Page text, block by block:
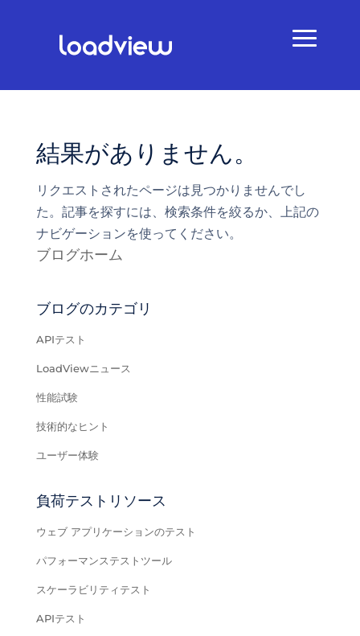
結果がありません。
リクエストされたページは見つかりませんでし
た。記事を探すには、検索条件を絞るか、上記の
ナビゲーションを使ってください。
ブログホーム
ブログのカテゴリ
APIテスト
LoadViewニュース
性能試験
技術的なヒント
ユーザー体験
負荷テストリソース
ウェブ アプリケーションのテスト
パフォーマンステストツール
スケーラビリティテスト
APIテスト